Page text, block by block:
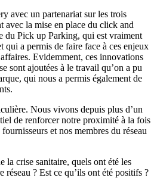
avec un partenariat sur les trois
avec la mise en place du click and
du Pick up Parking, qui est vraiment
a permis de faire face à ces enjeux
Evidemment, ces innovations
sont ajoutées à le travail qu’on a pu
qui nous a permis également de
Nous vivons depuis plus d’un
de renforcer notre proximité à la fois
et nos membres du réseau
la crise sanitaire, quels ont été les
réseau ? Est ce qu’ils ont été positifs ?